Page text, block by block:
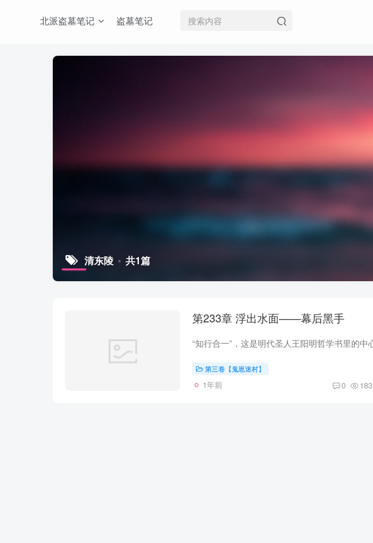
北派盗墓笔记 盗墓笔记
清东陵 共1篇
第233章 浮出水面——幕后黑手
第三卷【鬼崽迷村】
1年前 0 183